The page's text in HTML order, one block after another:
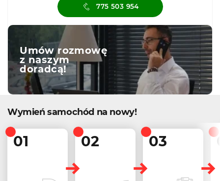
775 503 954
Umów rozmowę
z naszym
doradcą!
Wymień samochód na nowy!
01 02 03